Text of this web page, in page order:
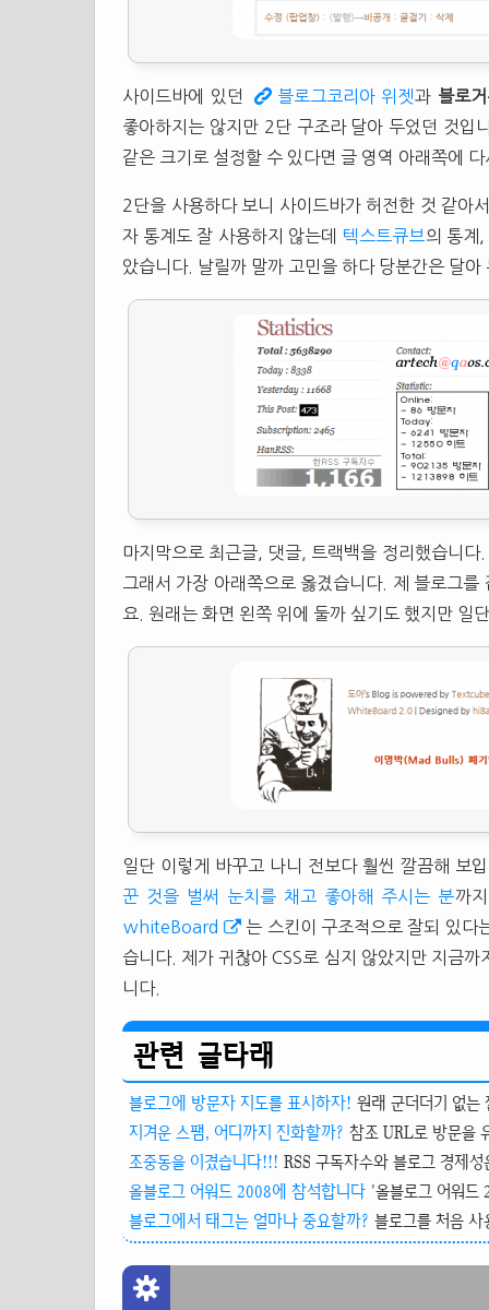
사이드바에 있던 블로그코리아 위젯과 블로
좋아하지는 않지만 2단 구조라 달아 두었던 것입
같은 크기로 설정할 수 있다면 글 영역 아래쪽에
2단을 사용하다 보니 사이드바가 허전한 것 같아
자 통계도 잘 사용하지 않는데
텍스트큐브 의 통계,
았습니다. 날릴까 말까 고민을 하다 당분간은 달
마지막으로 최근글, 댓글, 트랙백을 정리했습니
그래서 가장 아래쪽으로 옳겼습니다. 제 블로그
요. 원래는 화면 왼쪽 위에 둘까 싶기도 했지만 일
일단 이렇게 바꾸고 나니 전보다 훨씬 깔끔해 보
꾼 것을 벌써 눈치를 채고 좋아해 주시는 분까
whiteBoard
는 스킨이 구조적으로 잘되 있다
습니다. 제가 귀찮아 CSS로 심지 않았지만 지금
니다.
관련 글타래
블로그에 방문자 지도를 표시하자! 원래 군더더기 없는
지겨운 스팸, 어디까지 진화할까? 참조 URL로 방문을
조중동을 이겼습니다!!! RSS 구독자수와 블로그 경제
올블로그 어워드 2008에 참석합니다 '올블로그 어워드
블로그에서 태그는 얼마나 중요할까? 블로그를 처음